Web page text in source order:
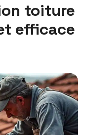
toiture
efficace